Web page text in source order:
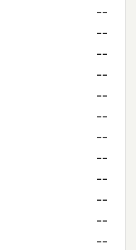
--
--
--
--
--
--
--
--
--
--
--
--